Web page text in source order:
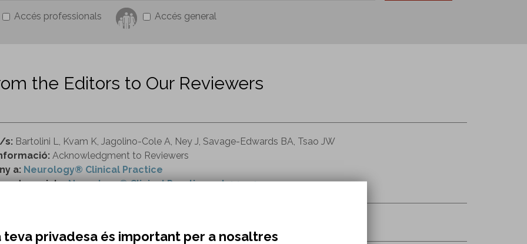
Accés professionals Accés general
the Editors to Our Reviewers
s: Bartolini L, Kvam K, Jagolino-Cole A, Ney J, Savage-Edwards BA, Tsao JW
Acknowledgment to Reviewers
a: Neurology® Clinical Practice
de revista:Neurology® Clinical Practice vol. 14 n. 1
teva privadesa és important per a nosaltres